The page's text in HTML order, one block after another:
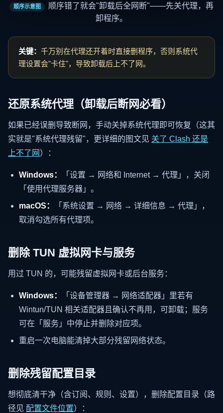
顺序示意图
顺序错了就会"卸载后全网断"——先关代理，再
卸程序。
关键： 千万别在代理还开着时直接删程序，否则系统代
理设置会"卡住"，导致卸载后上不了网。
还原系统代理（卸载后断网必看）
如果已经误删导致断网，手动关掉系统代理即可恢复（这其
实就是"系统代理残留"，更详细的图文见 关了 Clash 还是
上不了网 ）：
Windows：
「设置 → 网络和 Internet → 代理」，关闭
「使用代理服务器」。
macOS：
「系统设置 → 网络 → 详细信息 → 代理」，
取消勾选所有代理项。
删除 TUN 虚拟网卡与服务
用过 TUN 的，可能残留虚拟网卡或后台服务：
Windows：
「设备管理器 → 网络适配器」里若有
Wintun/TUN 相关适配器且确认不再用，可卸载；服务
可在「服务」中停止并删除对应项。
重启一次电脑能清掉大部分残留网络状态。
删除残留配置目录
想彻底清干净（含订阅、规则、设置），删除配置目录（路
径见 配置文件位置）：